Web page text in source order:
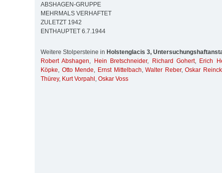
ABSHAGEN-GRUPPE
MEHRMALS VERHAFTET
ZULETZT 1942
ENTHAUPTET 6.7.1944
Weitere Stolpersteine in Holstenglacis 3,
Robert Abshagen, Hein Bretschneider, Richard Gohert, Erich
Köpke, Otto Mende, Ernst Mittelbach,Walter Reber,Oskar
Thürey, Kurt Vorpahl , Oskar Voss